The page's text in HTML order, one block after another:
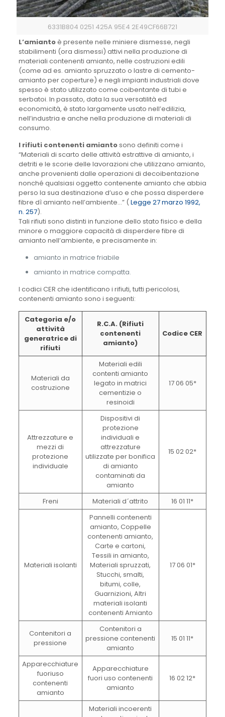
6331B804 0251 425A 95E4 2E49CF66B721
L’amiantoè presente nelle miniere dismesse, negli
stabilimenti (ora dismessi) attivi nella produzione di
materiali contenenti amianto, nelle costruzioni edili
(come ad es. amianto spruzzato o lastre di cemento-
amianto per coperture) e negli impianti industriali dove
spesso è stato utilizzato come coibentante di tubi e
serbatoi. In passato, data la sua versatilità ed
economicità, è stato largamente usato nell’edilizia,
nell’industria e anche nella produzione di materiali di
consumo.
I rifiuti contenenti amiantosono definiti come i
“Materiali di scarto delle attività estrattive di amianto, i
detriti e le scorie delle lavorazioni che utilizzano amianto,
anche provenienti dalle operazioni di decoibentazione
nonché qualsiasi oggetto contenente amianto che abbia
perso la sua destinazione d’uso e che possa disperdere
fibre dì amianto nell’ambiente…” (Legge 27 marzo 1992,
n. 257).
Tali rifiuti sono distinti in funzione dello stato fisico e della
minore o maggiore capacità di disperdere fibre di
amianto nell’ambiente, e precisamente in:
amianto in matrice friabile
amianto in matrice compatta.
I codici CER che identificano i rifiuti, tutti pericolosi,
contenenti amianto sono i seguenti:
Categoria e/o
attività
generatrice di
rifiuti
R.C.A. (Rifiuti
contenenti
amianto)
Codice CER
Materiali da
costruzione
Materiali edili
contenti amianto
legato in matrici
cementizie o
resinoidi
17 06 05*
Attrezzature e
mezzi di
protezione
individuale
Dispositivi di
protezione
individuali e
attrezzature
utilizzate per bonifica
di amianto
contaminati da
amianto
15 02 02*
Freni Materiali d´attrito 16 01 11*
Materiali isolanti
Pannelli contenenti
amianto, Coppelle
contenenti amianto,
Carte e cartoni,
Tessili in amianto,
Materiali spruzzati,
Stucchi, smalti,
bitumi, colle,
Guarnizioni, Altri
materiali isolanti
contenenti Amianto
17 06 01*
Contenitori a
pressione
Contenitori a
pressione contenenti
amianto
15 01 11*
Apparecchiature
fuoriuso
contenenti
amianto
Apparecchiature
fuori uso contenenti
amianto
16 02 12*
Materiali incoerenti